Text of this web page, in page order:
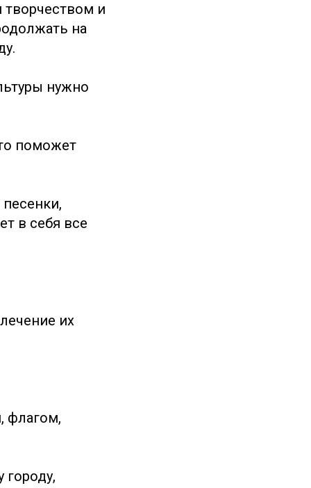
творчеством и
на
нужно
поможет
в себя все
их
флагом,
городу,